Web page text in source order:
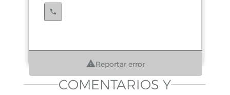
Reportar error
COMENTARIOS Y